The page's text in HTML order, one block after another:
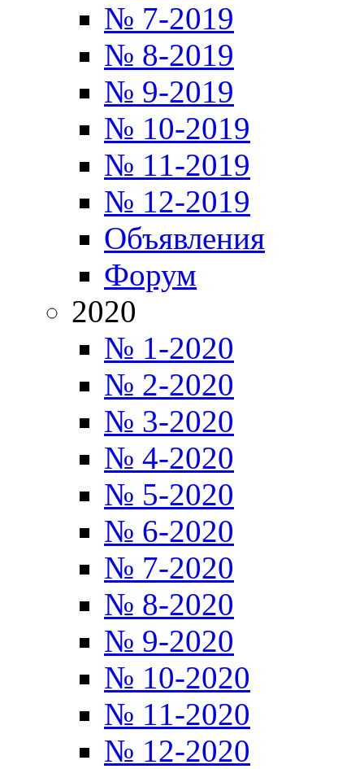
№ 7-2019
№ 8-2019
№ 9-2019
№ 10-2019
№ 11-2019
№ 12-2019
Объявления
Форум
2020
№ 1-2020
№ 2-2020
№ 3-2020
№ 4-2020
№ 5-2020
№ 6-2020
№ 7-2020
№ 8-2020
№ 9-2020
№ 10-2020
№ 11-2020
№ 12-2020